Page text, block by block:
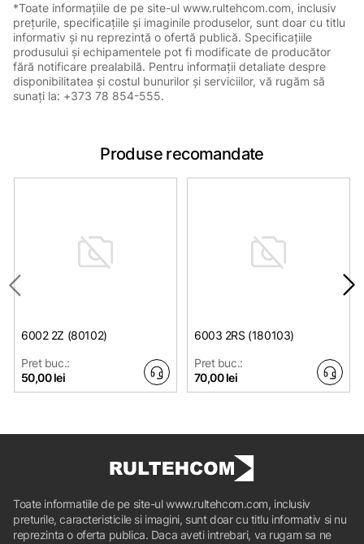
*Toate informațiile de pe site-ul www.rultehcom.com, inclusiv
prețurile, specificațiile și imaginile produselor, sunt doar cu titlu
informativ și nu reprezintă o ofertă publică. Specificațiile
produsului și echipamentele pot fi modificate de producător
fără notificare prealabilă. Pentru informații detaliate despre
disponibilitatea și costul bunurilor și serviciilor, vă rugăm să
sunați la: +373 78 854-555.
Produse recomandate
6002 2Z (80102)
Pret buc.:
50,00 lei
6003 2RS (180103)
Pret buc.:
70,00 lei
Toate informatiile de pe site-ul www.rultehcom.com, inclusiv
preturile, caracteristicile si imagini, sunt doar cu titlu informativ si nu
reprezinta o oferta publica. Daca aveti intrebari, va rugam sa ne